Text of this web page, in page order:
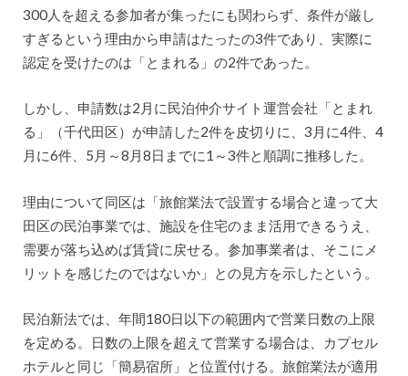
300人を超える参加者が集ったにも関わらず、条件が厳し
すぎるという理由から申請はたったの3件であり、実際に
認定を受けたのは「とまれる」の2件であった。
しかし、申請数は2月に民泊仲介サイト運営会社「とまれ
る」（千代田区）が申請した2件を皮切りに、3月に4件、4
月に6件、5月～8月8日までに1～3件と順調に推移した。
理由について同区は「旅館業法で設置する場合と違って大
田区の民泊事業では、施設を住宅のまま活用できるうえ、
需要が落ち込めば賃貸に戻せる。参加事業者は、そこにメ
リットを感じたのではないか」との見方を示したという。
民泊新法では、年間180日以下の範囲内で営業日数の上限
を定める。日数の上限を超えて営業する場合は、カプセル
ホテルと同じ「簡易宿所」と位置付ける。旅館業法が適用